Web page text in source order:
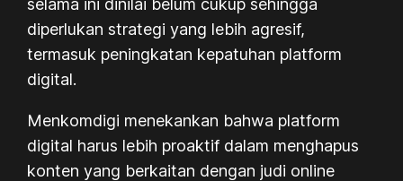
selama ini dinilai belum cukup sehingga
diperlukan strategi yang lebih agresif,
termasuk peningkatan kepatuhan platform
digital.
Menkomdigi menekankan bahwa platform
digital harus lebih proaktif dalam menghapus
konten yang berkaitan dengan judi online